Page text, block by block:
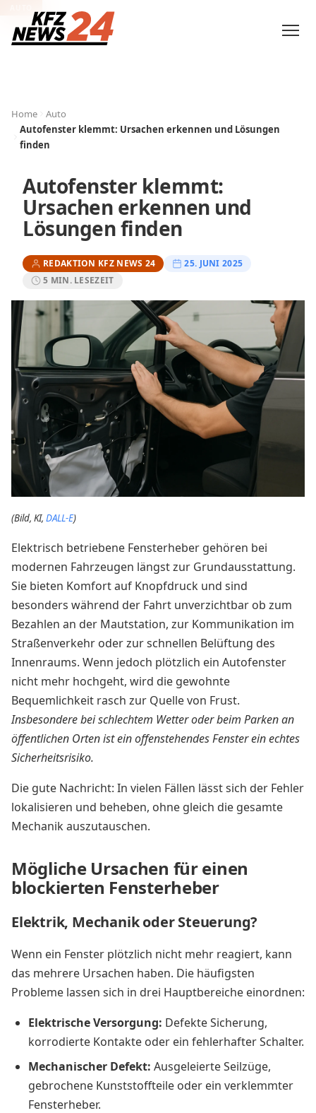
Home
Auto
Autofenster klemmt: Ursachen erkennen und Lösungen
finden
Autofenster klemmt:
Ursachen erkennen und
Lösungen finden
REDAKTION KFZ NEWS 24
25. JUNI 2025
5 MIN. LESEZEIT
(Bild, KI, DALL-E)
Elektrisch betriebene Fensterheber gehören bei
modernen Fahrzeugen längst zur Grundausstattung.
Sie bieten Komfort auf Knopfdruck und sind
besonders während der Fahrt unverzichtbar ob zum
Bezahlen an der Mautstation, zur Kommunikation im
Straßenverkehr oder zur schnellen Belüftung des
Innenraums. Wenn jedoch plötzlich ein Autofenster
nicht mehr hochgeht, wird die gewohnte
Bequemlichkeit rasch zur Quelle von Frust.
Insbesondere bei schlechtem Wetter oder beim Parken an
öffentlichen Orten ist ein offenstehendes Fenster ein echtes
Sicherheitsrisiko.
Die gute Nachricht: In vielen Fällen lässt sich der Fehler
lokalisieren und beheben, ohne gleich die gesamte
Mechanik auszutauschen.
Mögliche Ursachen für einen
blockierten Fensterheber
Elektrik, Mechanik oder Steuerung?
Wenn ein Fenster plötzlich nicht mehr reagiert, kann
das mehrere Ursachen haben. Die häufigsten
Probleme lassen sich in drei Hauptbereiche einordnen:
Elektrische Versorgung: Defekte Sicherung,
korrodierte Kontakte oder ein fehlerhafter Schalter.
Mechanischer Defekt: Ausgeleierte Seilzüge,
gebrochene Kunststoffteile oder ein verklemmter
Fensterheber.